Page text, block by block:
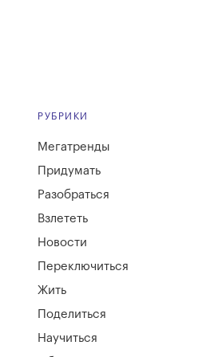
РУБРИКИ
Мегатренды
Придумать
Разобраться
Взлететь
Новости
Переключиться
Жить
Поделиться
Научиться